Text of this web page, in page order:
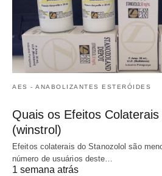
AES - ANABOLIZANTES ESTERÓIDES
Quais os Efeitos
(winstrol)
Efeitos colaterais do Stanozolol são
número de usuários deste…
1 semana atrás